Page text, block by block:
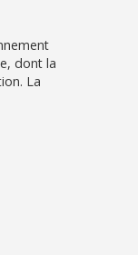
dont la
La